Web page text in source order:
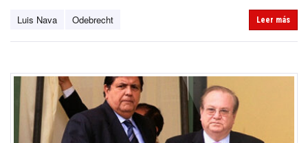
Luis Nava Odebrecht Leer más